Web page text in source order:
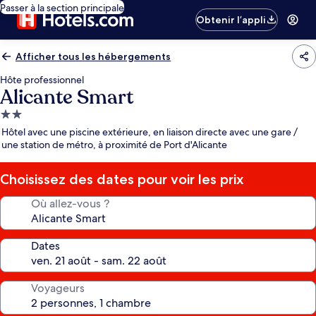
Passer à la section principale
Obtenir l’appli
Afficher tous les hébergements
Hôte professionnel
Alicante Smart
Hébergement
2.0 étoiles
Hôtel avec une piscine extérieure, en liaison directe avec une gare /
une station de métro, à proximité de Port d'Alicante
Choisissez des dates pour voir les prix
Où allez-vous ?
Dates
Voyageurs